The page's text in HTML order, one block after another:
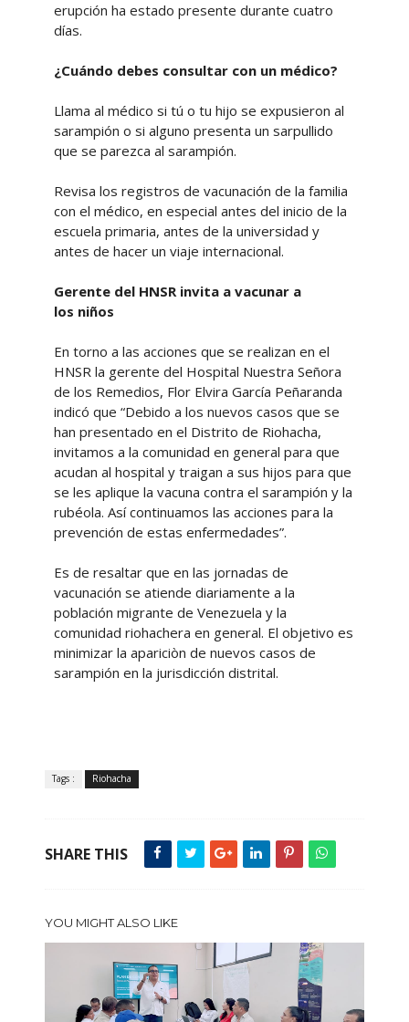
erupción ha estado presente durante cuatro
días.
¿Cuándo debes consultar con un médico?
Llama al médico si tú o tu hijo se expusieron al
sarampión o si alguno presenta un sarpullido
que se parezca al sarampión.
Revisa los registros de vacunación de la familia
con el médico, en especial antes del inicio de la
escuela primaria, antes de la universidad y
antes de hacer un viaje internacional.
Gerente del HNSR invita a vacunar a
los niños
En torno a las acciones que se realizan en el
HNSR la gerente del Hospital Nuestra Señora
de los Remedios, Flor Elvira García Peñaranda
indicó que “Debido a los nuevos casos que se
han presentado en el Distrito de Riohacha,
invitamos a la comunidad en general para que
acudan al hospital y traigan a sus hijos para que
se les aplique la vacuna contra el sarampión y la
rubéola. Así continuamos las acciones para la
prevención de estas enfermedades”.
Es de resaltar que en las jornadas de
vacunación se atiende diariamente a la
población migrante de Venezuela y la
comunidad riohachera en general. El objetivo es
minimizar la apariciòn de nuevos casos de
sarampión en la jurisdicción distrital.
Tags : Riohacha
SHARE THIS
YOU MIGHT ALSO LIKE